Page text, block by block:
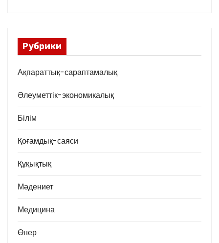
Рубрики
Ақпараттық-сараптамалық
Әлеуметтік-экономикалық
Білім
Қоғамдық-саяси
Құқықтық
Мәдениет
Медицина
Өнер